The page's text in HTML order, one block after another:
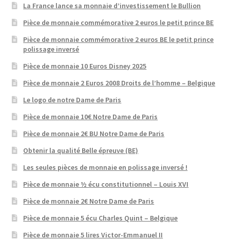
La France lance sa monnaie d’investissement le Bullion
Pièce de monnaie commémorative 2 euros le petit prince BE
Pièce de monnaie commémorative 2 euros BE le petit prince
polissage inversé
Pièce de monnaie 10 Euros Disney 2025
Pièce de monnaie 2 Euros 2008 Droits de l’homme – Belgique
Le logo de notre Dame de Paris
Pièce de monnaie 10€ Notre Dame de Paris
Pièce de monnaie 2€ BU Notre Dame de Paris
Obtenir la qualité Belle épreuve (BE)
Les seules pièces de monnaie en polissage inversé !
Pièce de monnaie ½ écu constitutionnel – Louis XVI
Pièce de monnaie 2€ Notre Dame de Paris
Pièce de monnaie 5 écu Charles Quint – Belgique
Pièce de monnaie 5 lires Victor-Emmanuel II